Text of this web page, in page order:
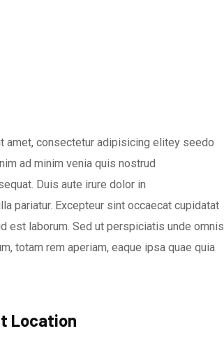
consectetur adipisicing elitey seedo
ad minim venia quis nostrud
Duis aute irure dolor in
pariatur. Excepteur sint occaecat cupidatat
est laborum. Sed ut perspiciatis unde omnis
totam rem aperiam, eaque ipsa quae quia
Location